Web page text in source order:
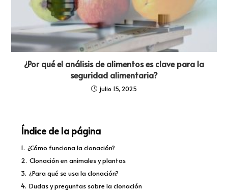
¿Por qué el análisis de alimentos es clave para la
seguridad alimentaria?
julio 15, 2025
Índice de la página
1. ¿Cómo funciona la clonación?
2. Clonación en animales y plantas
3. ¿Para qué se usa la clonación?
4. Dudas y preguntas sobre la clonación